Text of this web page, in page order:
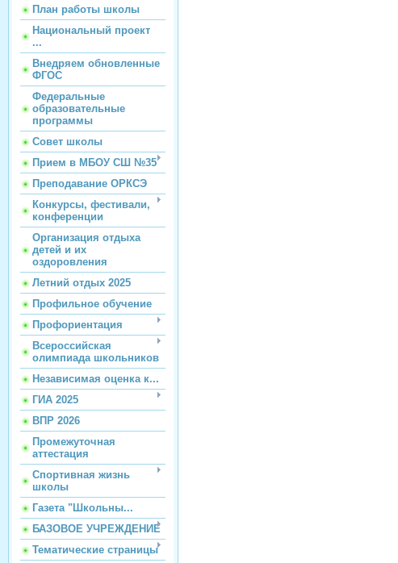
План работы школы
Национальный проект
...
Внедряем обновленные
ФГОС
Федеральные
образовательные
программы
Совет школы
Прием в МБОУ СШ №35
Преподавание ОРКСЭ
Конкурсы, фестивали,
конференции
Организация отдыха
детей и их
оздоровления
Летний отдых 2025
Профильное обучение
Профориентация
Всероссийская
олимпиада школьников
Независимая оценка к...
ГИА 2025
ВПР 2026
Промежуточная
аттестация
Спортивная жизнь
школы
Газета "Школьны...
БАЗОВОЕ УЧРЕЖДЕНИЕ
Тематические страницы